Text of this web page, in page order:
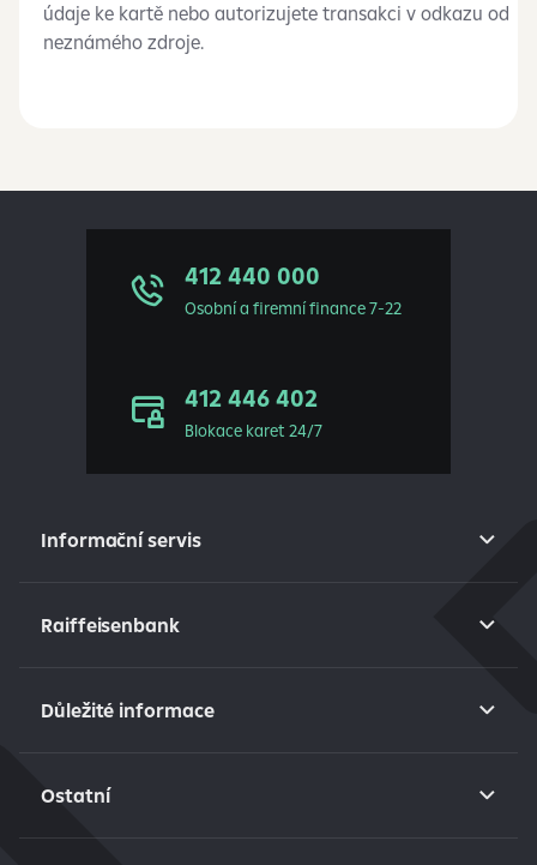
údaje ke kartě nebo autorizujete transakci v odkazu od
neznámého zdroje.
412 440 000
Osobní a firemní finance 7-22
412 446 402
Blokace karet 24/7
Informační servis
Raiffeisenbank
Důležité informace
Ostatní